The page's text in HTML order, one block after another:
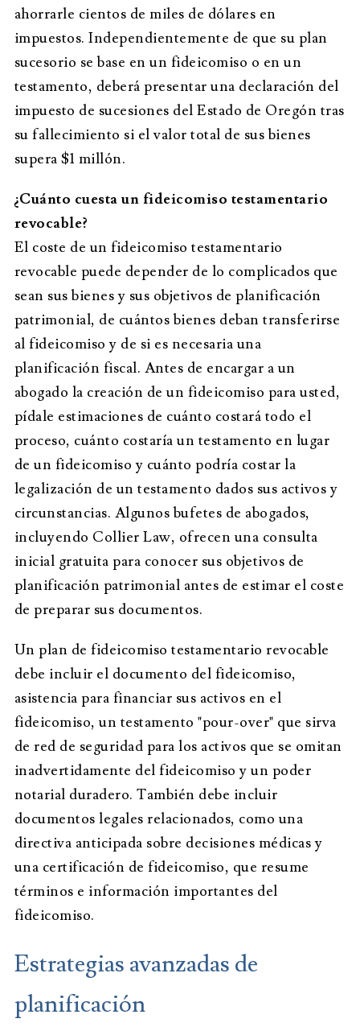
ahorrarle cientos de miles de dólares en
impuestos. Independientemente de que su plan
sucesorio se base en un fideicomiso o en un
testamento, deberá presentar una declaración del
impuesto de sucesiones del Estado de Oregón tras
su fallecimiento si el valor total de sus bienes
supera $1 millón.
¿Cuánto cuesta un fideicomiso testamentario
revocable?
El coste de un fideicomiso testamentario
revocable puede depender de lo complicados que
sean sus bienes y sus objetivos de planificación
patrimonial, de cuántos bienes deban transferirse
al fideicomiso y de si es necesaria una
planificación fiscal. Antes de encargar a un
abogado la creación de un fideicomiso para usted,
pídale estimaciones de cuánto costará todo el
proceso, cuánto costaría un testamento en lugar
de un fideicomiso y cuánto podría costar la
legalización de un testamento dados sus activos y
circunstancias. Algunos bufetes de abogados,
incluyendo Collier Law, ofrecen una consulta
inicial gratuita para conocer sus objetivos de
planificación patrimonial antes de estimar el coste
de preparar sus documentos.
Un plan de fideicomiso testamentario revocable
debe incluir el documento del fideicomiso,
asistencia para financiar sus activos en el
fideicomiso, un testamento "pour-over" que sirva
de red de seguridad para los activos que se omitan
inadvertidamente del fideicomiso y un poder
notarial duradero. También debe incluir
documentos legales relacionados, como una
directiva anticipada sobre decisiones médicas y
una certificación de fideicomiso, que resume
términos e información importantes del
fideicomiso.
Estrategias avanzadas de
planificación